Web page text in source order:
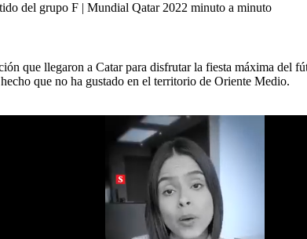
del grupo F | Mundial Qatar 2022 minuto a minuto
que llegaron a Catar para disfrutar la fiesta máxima del
que no ha gustado en el territorio de Oriente Medio.